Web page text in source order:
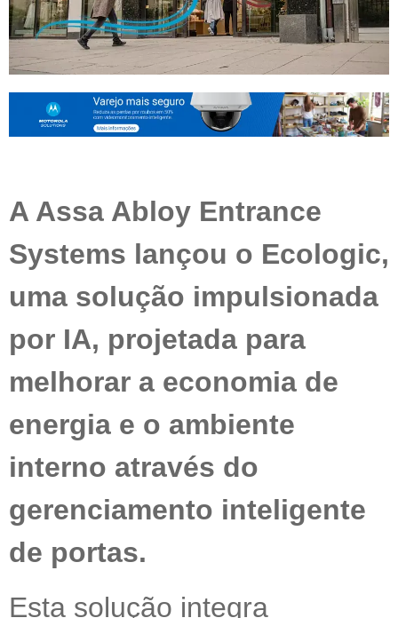
A Assa Abloy Entrance
Systems lançou o Ecologic,
uma solução impulsionada
por IA, projetada para
melhorar a economia de
energia e o ambiente
interno através do
gerenciamento inteligente
de portas.
Esta solução integra